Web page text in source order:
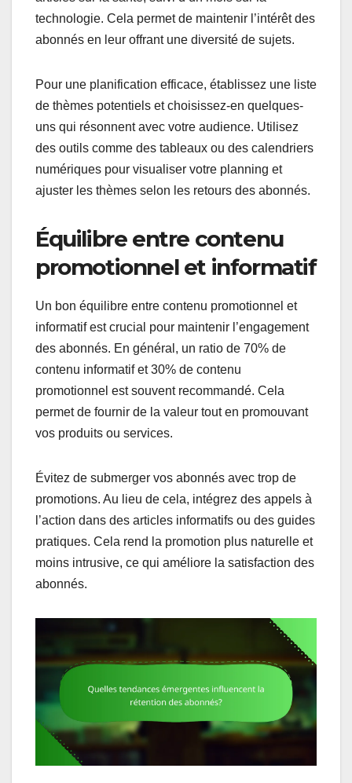
technologie. Cela permet de maintenir l’intérêt des
abonnés en leur offrant une diversité de sujets.
Pour une planification efficace, établissez une liste
de thèmes potentiels et choisissez-en quelques-
uns qui résonnent avec votre audience. Utilisez
des outils comme des tableaux ou des calendriers
numériques pour visualiser votre planning et
ajuster les thèmes selon les retours des abonnés.
Équilibre entre contenu
promotionnel et informatif
Un bon équilibre entre contenu promotionnel et
informatif est crucial pour maintenir l’engagement
des abonnés. En général, un ratio de 70% de
contenu informatif et 30% de contenu
promotionnel est souvent recommandé. Cela
permet de fournir de la valeur tout en promouvant
vos produits ou services.
Évitez de submerger vos abonnés avec trop de
promotions. Au lieu de cela, intégrez des appels à
l’action dans des articles informatifs ou des guides
pratiques. Cela rend la promotion plus naturelle et
moins intrusive, ce qui améliore la satisfaction des
abonnés.